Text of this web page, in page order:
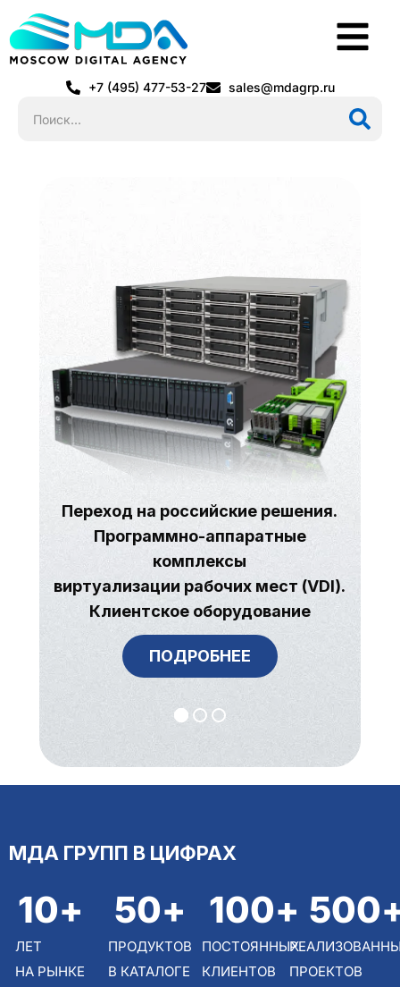
+7 (495) 477-53-27 sales@mdagrp.ru
Переход на российские решения.
Программно-аппаратные
комплексы
виртуализации рабочих мест (VDI).
Клиентское оборудование
ПОДРОБНЕЕ
МДА ГРУПП В ЦИФРАХ
ЛЕТ
НА РЫНКЕ
10+
ПРОДУКТОВ
В КАТАЛОГЕ
50+
ПОСТОЯННЫХ
КЛИЕНТОВ
100+
ПРОЕКТОВ
500